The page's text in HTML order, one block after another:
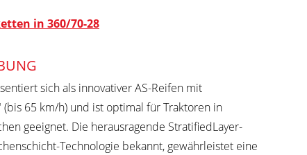
in 360/70-28
sich als innovativer AS-Reifen mit
65 km/h) und ist optimal für Traktoren in
geeignet. Die herausragende StratifiedLayer-
Technologie bekannt, gewährleistet eine